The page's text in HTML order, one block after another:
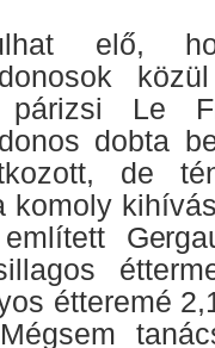
elő,
Le
dobta
de
komoly
étteremé